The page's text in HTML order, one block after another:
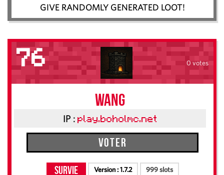
GIVE RANDOMLY GENERATED LOOT!
76 0 votes
Wang
IP : play.boholmc.net
Voter
Survie Version :1.7.2 999 slots